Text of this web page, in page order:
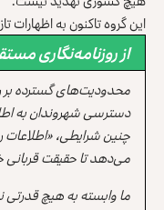
این گروه تاکنون به
از روزنامه‌نگاری
محدودیت‌های گسترده بر
دسترسی شهروندان به
چنین شرایطی، «اطلاعات
می‌دهد تا حقیقت
ما وابسته به هیچ قدرتی